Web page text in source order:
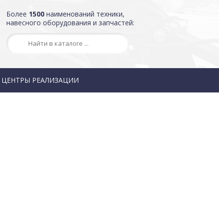
Более 1500 наименований техники,
навесного оборудования и запчастей:
ЦЕНТРЫ РЕАЛИЗАЦИИ